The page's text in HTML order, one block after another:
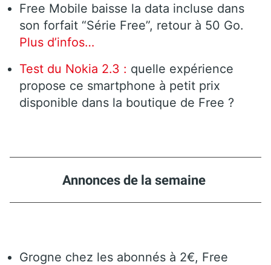
Free Mobile baisse la data incluse dans
son forfait “Série Free”, retour à 50 Go.
Plus d’infos…
Test du Nokia 2.3 : quelle expérience
propose ce smartphone à petit prix
disponible dans la boutique de Free ?
Annonces de la semaine
Grogne chez les abonnés à 2€, Free